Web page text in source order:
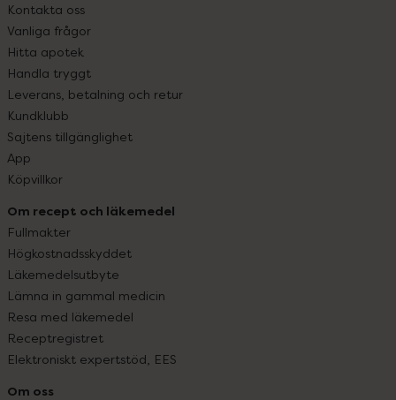
Kontakta oss
Vanliga frågor
Hitta apotek
Handla tryggt
Leverans, betalning och retur
Kundklubb
Sajtens tillgänglighet
App
Köpvillkor
Om recept och läkemedel
Fullmakter
Högkostnadsskyddet
Läkemedelsutbyte
Lämna in gammal medicin
Resa med läkemedel
Receptregistret
Elektroniskt expertstöd, EES
Om oss